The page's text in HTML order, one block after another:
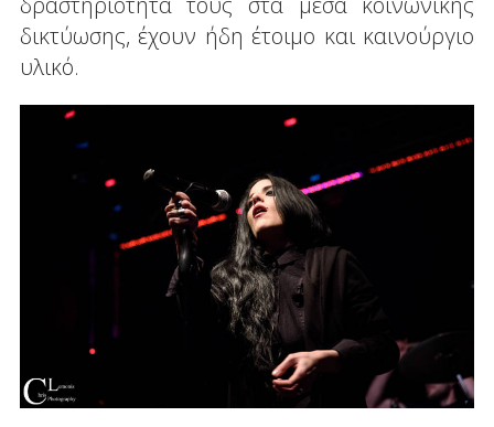
δικτύωσης, έχουν ήδη έτοιμο και καινούργιο
υλικό.